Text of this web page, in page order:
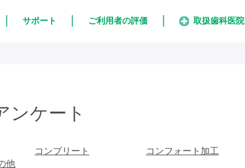
サポート ご利用者の評価 取扱歯科医院
ンケート
コンプリート
コンフォート加工
他